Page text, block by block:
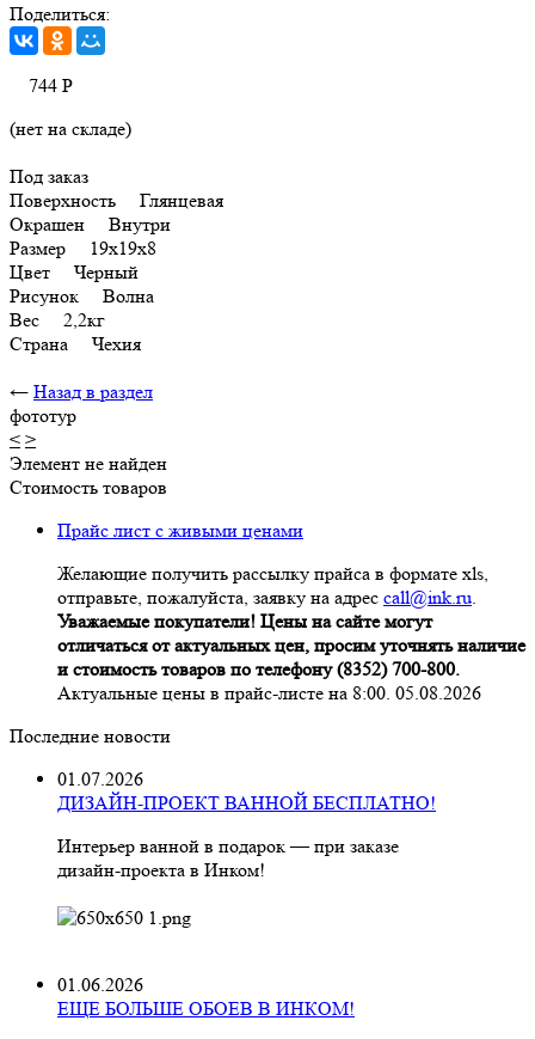
Поделиться:
744 Р
(нет на складе)
Под заказ
Поверхность Глянцевая
Окрашен Внутри
Размер 19x19x8
Цвет Черный
Рисунок Волна
Вес 2,2кг
Страна Чехия
← Назад в раздел
фототур
< >
Элемент не найден
Стоимость товаров
Прайс лист с живыми ценами
Желающие получить рассылку прайса в формате xls,
отправьте, пожалуйста, заявку на адрес call@ink.ru.
Уважаемые покупатели! Цены на сайте могут
отличаться от актуальных цен, просим уточнять наличие
и стоимость товаров по телефону (8352) 700-800.
Актуальные цены в прайс-листе на 8:00. 05.08.2026
Последние новости
01.07.2026
ДИЗАЙН-ПРОЕКТ ВАННОЙ БЕСПЛАТНО!
Интерьер ванной в подарок — при заказе
дизайн‑проекта в Инком!
01.06.2026
ЕЩЕ БОЛЬШЕ ОБОЕВ В ИНКОМ!